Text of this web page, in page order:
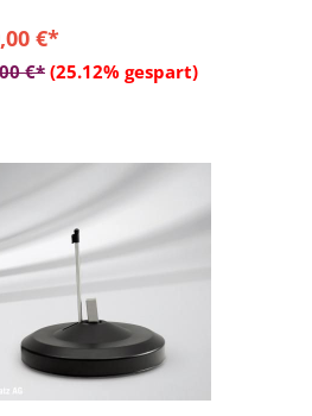
Eggshell
€*
€*(25.12% gespart)
In den Warenkorb